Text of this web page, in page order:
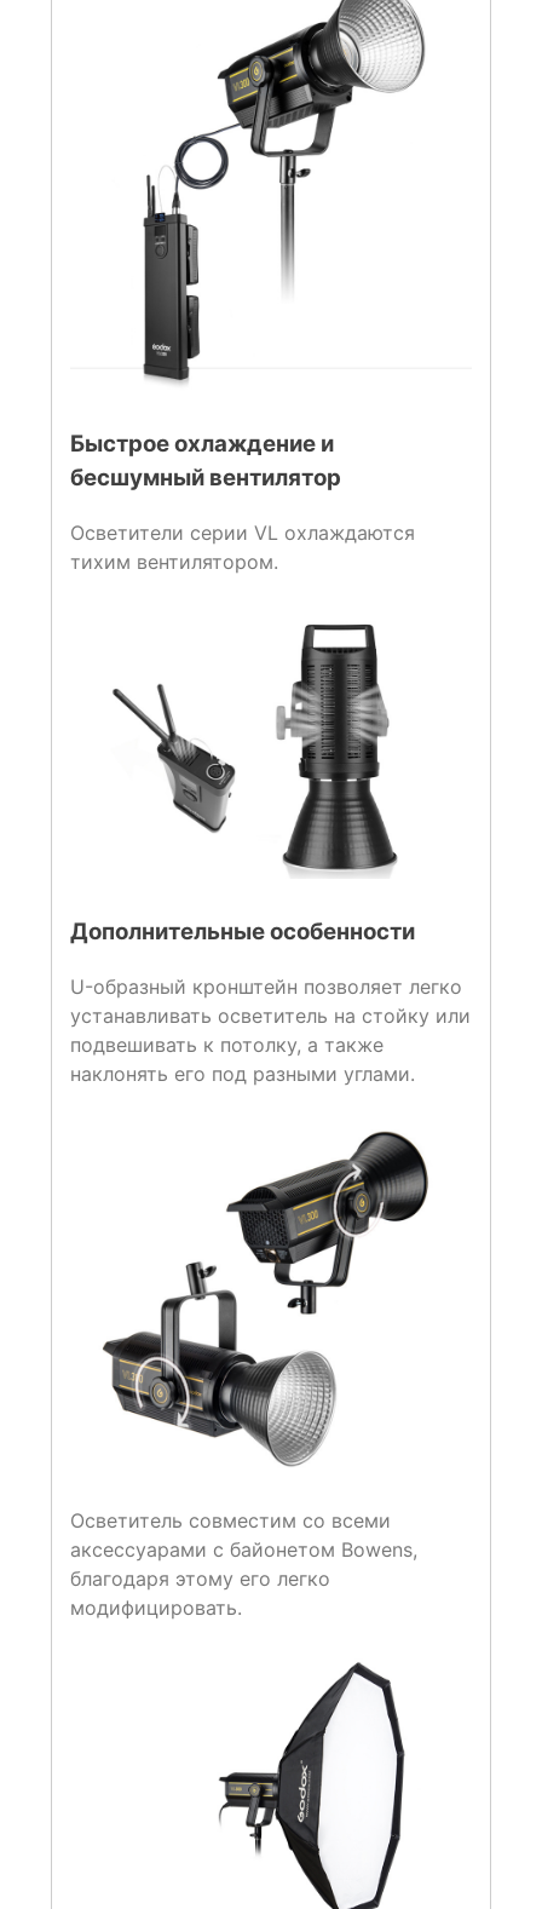
Быстрое охлаждение и
бесшумный вентилятор
Осветители серии VL охлаждаются
тихим вентилятором.
Дополнительные особенности
U-образный кронштейн позволяет легко
устанавливать осветитель на стойку или
подвешивать к потолку, а также
наклонять его под разными углами.
Осветитель совместим со всеми
аксессуарами с байонетом Bowens,
благодаря этому его легко
модифицировать.